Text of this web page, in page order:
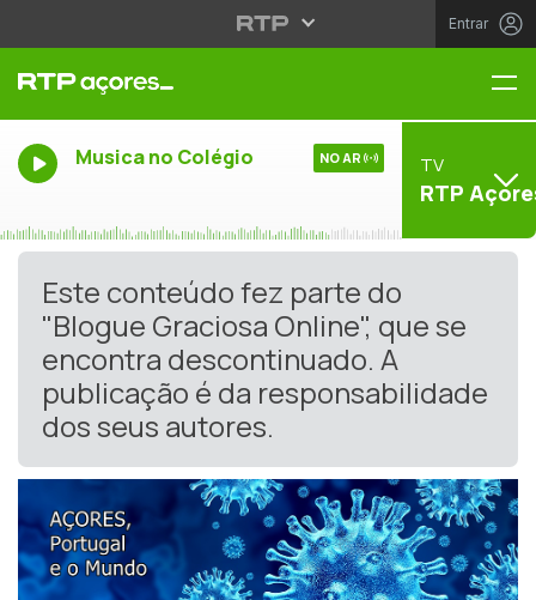
Entrar
Musica no Colégio NO AR TV
RTP
Este conteúdo fez parte do
"Blogue Graciosa Online", que se
encontra descontinuado. A
publicação é da responsabilidade
dos seus autores.